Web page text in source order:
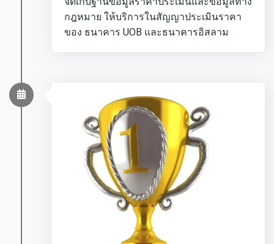
กฎหมาย ให้บริการในสัญญาประเมินราคา
ของ ธนาคาร UOB และธนาคารอิสลาม